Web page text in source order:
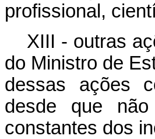
profissional,
XIII - outras
do Ministro de
dessas ações
desde que
constantes dos